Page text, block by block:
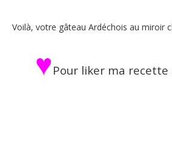
Voilà, votre gâteau Ardéchois au miroir
♥ Pour liker ma recette